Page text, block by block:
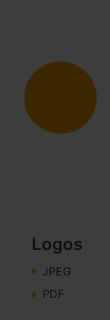
Logos
JPEG
PDF